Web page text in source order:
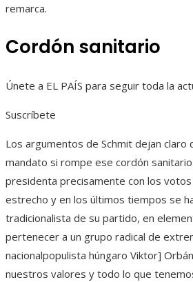
remarca.
Cordón sanitario
Únete a EL PAÍS para seguir toda la
Suscríbete
Los argumentos de Schmit dejan
mandato si rompe ese cordón
presidenta precisamente con los
estrecho y en los últimos tiempos se
tradicionalista de su partido, en
pertenecer a un grupo radical de
nacionalpopulista húngaro Viktor]
nuestros valores y todo lo que